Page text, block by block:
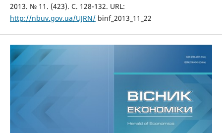
2013. № 11. (423). С. 128-132. URL:
http://nbuv.gov.ua/UJRN/binf_2013_11_22